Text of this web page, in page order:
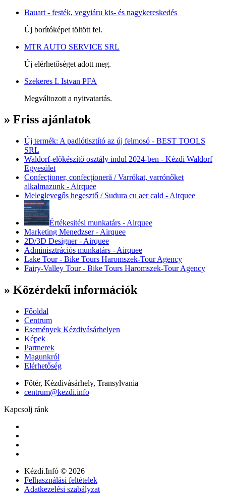
Bauart - festék, vegyiáru kis- és nagykereskedés
Új borítóképet töltött fel.
MTR AUTO SERVICE SRL
Új elérhetőséget adott meg.
Szekeres I. Istvan PFA
Megváltozott a nyitvatartás.
» Friss ajánlatok
Új termék: A padlótisztító az új felmosó - BEST TOOLS
SRL
Waldorf-előkészítő osztály indul 2024-ben - Kézdi Waldorf
Egyesület
Confecționer, confecționeră / Varrókat, varrónőket
alkalmazunk - Airquee
Meleglevegős hegesztő / Sudura cu aer cald - Airquee
Értékesitési munkatárs - Airquee
Marketing Menedzser - Airquee
2D/3D Designer - Airquee
Adminisztrációs munkatárs - Airquee
Lake Tour - Bike Tours Haromszek-Tour Agency
Fairy-Valley Tour - Bike Tours Haromszek-Tour Agency
» Közérdekű információk
Főoldal
Centrum
Események Kézdivásárhelyen
Képek
Partnerek
Magunkról
Elérhetőség
Főtér, Kézdivásárhely, Transylvania
centrum@kezdi.info
Kapcsolj ránk
Kézdi.Infó © 2026
Felhasználási feltételek
Adatkezelési szabályzat